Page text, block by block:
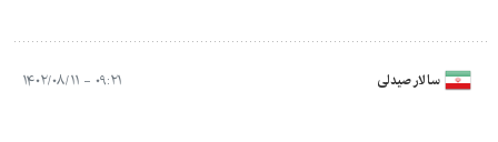
سالار صیدلی ۰۹:۲۱ - ۱۴۰۲/۰۸/۱۱